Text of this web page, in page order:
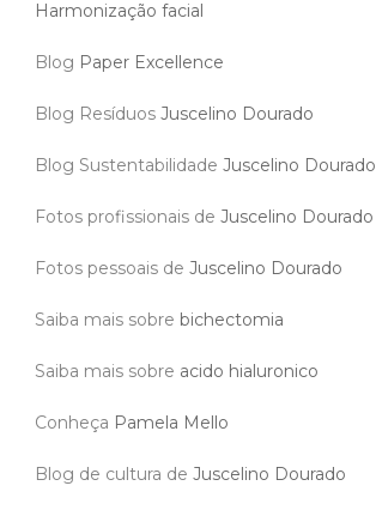
Harmonização facial
Blog Paper Excellence
Blog Resíduos Juscelino Dourado
Blog Sustentabilidade Juscelino Dourado
Fotos profissionais de Juscelino Dourado
Fotos pessoais de Juscelino Dourado
Saiba mais sobre bichectomia
Saiba mais sobre acido hialuronico
Conheça Pamela Mello
Blog de cultura de Juscelino Dourado